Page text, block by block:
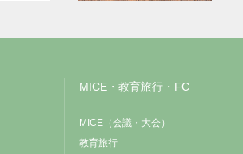
MICE・教育旅行・FC
MICE（会議・大会）
教育旅行